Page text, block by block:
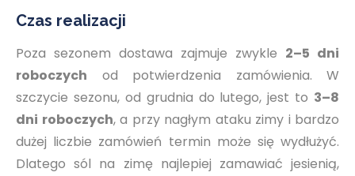
Czas realizacji
Poza sezonem dostawa zajmuje zwykle 2–5 dni
roboczych od potwierdzenia zamówienia. W
szczycie sezonu, od grudnia do lutego, jest to 3–8
dni roboczych, a przy nagłym ataku zimy i bardzo
dużej liczbie zamówień termin może się wydłużyć.
Dlatego sól na zimę najlepiej zamawiać jesienią,